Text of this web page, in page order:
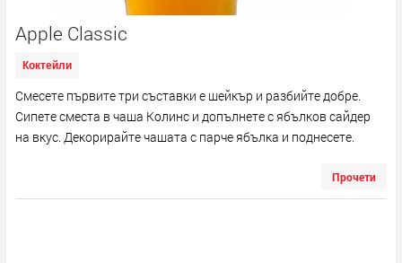
Apple Classic
Коктейли
Смесете първите три съставки е шейкър и разбийте добре.
Сипете сместа в чаша Колинс и допълнете с ябълков сайдер
на вкус. Декорирайте чашата с парче ябълка и поднесете.
Прочети